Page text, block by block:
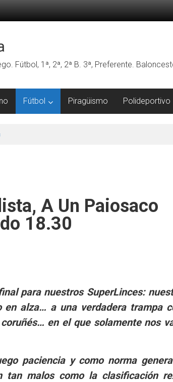
Fútbol, 1ª, 2ª, 2ª B. 3ª, Preferente.
Fútbol Piragüismo Polideportivo
A Un Paiosaco
18.30
para nuestros SuperLinces:
en alza… a una verdadera trampa
en el que solamente nos
paciencia y como norma
malos como la clasificación